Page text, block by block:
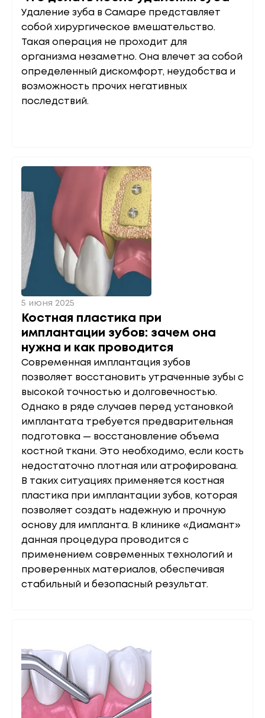
Удаление зуба в Самаре представляет
собой хирургическое вмешательство.
Такая операция не проходит для
организма незаметно. Она влечет за собой
определенный дискомфорт, неудобства и
возможность прочих негативных
последствий.
5 июня 2025
Костная пластика при
имплантации зубов: зачем она
нужна и как проводится
Современная имплантация зубов
позволяет восстановить утраченные зубы с
высокой точностью и долговечностью.
Однако в ряде случаев перед установкой
имплантата требуется предварительная
подготовка — восстановление объема
костной ткани. Это необходимо, если кость
недостаточно плотная или атрофирована.
В таких ситуациях применяется костная
пластика при имплантации зубов, которая
позволяет создать надежную и прочную
основу для импланта. В клинике «Диамант»
данная процедура проводится с
применением современных технологий и
проверенных материалов, обеспечивая
стабильный и безопасный результат.